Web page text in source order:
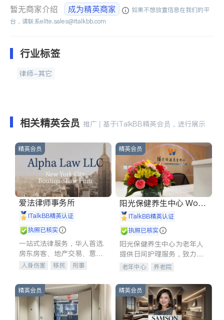
暂无商家介绍 成为精英商家
如果不想放置信息在我们的平
台，请联系elite.sales@italkbb.com
行业标签
律师-其它
相关精英会员 推广 | 基于iTalkBB精英会员，进行展示
精英会员
爱法律师事务所
iTalkBB精英认证
执照已核实
一站式法律服务，华人首选.
房东房客、地产交易、意外
伤害、车祸重伤、商业诉
建筑合同、刑事案件全包办
人身伤害 移民
刑事
信托/遗嘱
商业
商标注册
索赔
律师-其它
精英会员
阳光保健养生中心 World
shine
iTalkBB精英认证
执照已核实
阳光保健养生中心为老年人
提供日间护理服务，致力于
通过持续的护理创新来有效
老年中心 养老院
精英会员 精英会员